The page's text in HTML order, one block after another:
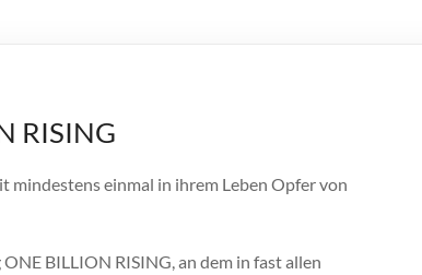
RISING
einmal in ihrem Leben Opfer von
BILLION RISING, an dem in fast allen